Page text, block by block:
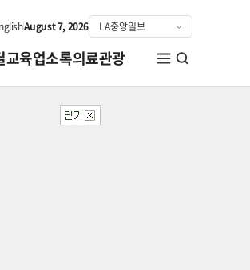
August 7, 2026
교육업소록의료관광